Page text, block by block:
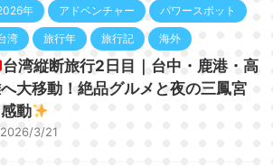
年 アドベンチャー パワースポット
湾 旅行年 旅行記 海外
台湾縦断旅行2日目｜台中・鹿港・高
大移動！絶品グルメと夜の三鳳宮
動
2026/3/21